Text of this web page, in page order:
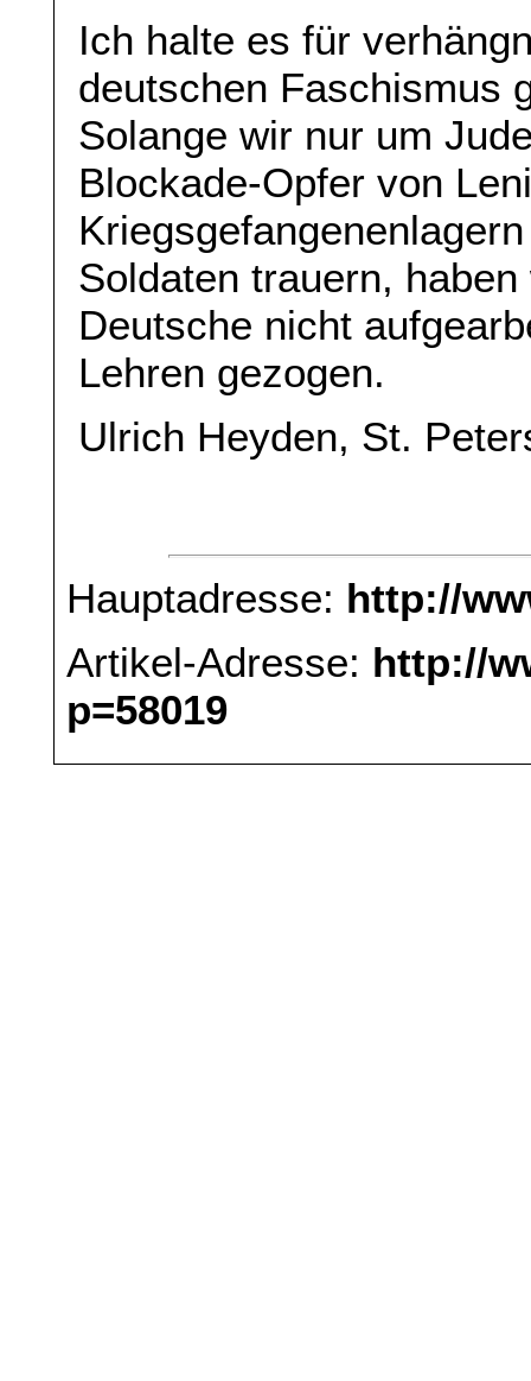
Ich halte es für
deutschen Faschismus
Solange wir nur um
Blockade-Opfer von
Soldaten trauern,
Deutsche nicht
Lehren gezogen.
Ulrich Heyden, St.
Hauptadresse: http://
Artikel-Adresse: http://
p=58019